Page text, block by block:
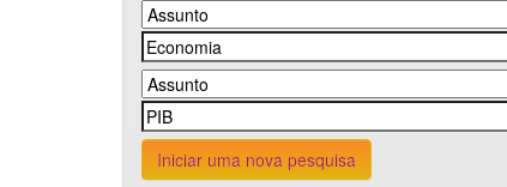
Iniciar uma nova pesquisa